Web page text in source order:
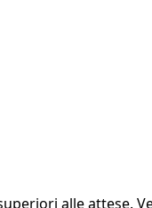
alle attese.